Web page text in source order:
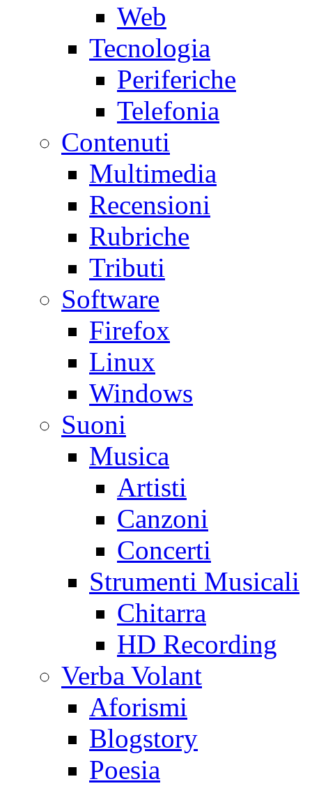
Web
Tecnologia
Periferiche
Telefonia
Contenuti
Multimedia
Recensioni
Rubriche
Tributi
Software
Firefox
Linux
Windows
Suoni
Musica
Artisti
Canzoni
Concerti
Strumenti Musicali
Chitarra
HD Recording
Verba Volant
Aforismi
Blogstory
Poesia